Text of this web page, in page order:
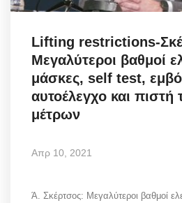
Lifting restrictions-
Μεγαλύτεροι βαθμοί
μάσκες, self test,
αυτοέλεγχο και
μέτρων
Απρ 10, 2021
Ά. Σκέρτσος: Μεγαλύτεροι βαθμοί